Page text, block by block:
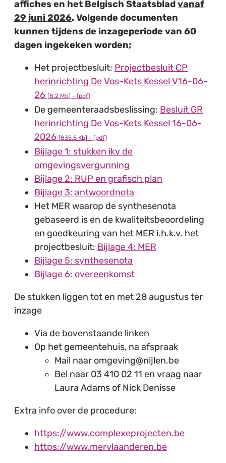
affiches en het Belgisch Staatsbladvanaf
29 juni 2026. Volgende documenten
kunnen tijdens de inzageperiode van 60
dagen ingekeken worden;
Het projectbesluit: Projectbesluit CP
herinrichting De Vos-Kets Kessel V16-06-
26 8,2 Mb (pdf)
De gemeenteraadsbeslissing: Besluit GR
herinrichting De Vos-Kets Kessel 16-06-
2026 835,5 Kb (pdf)
Bijlage 1: stukken ikv de
omgevingsvergunning
Bijlage 2: RUP en grafisch plan
Bijlage 3: antwoordnota
Het MER waarop de synthesenota
gebaseerd is en de kwaliteitsbeoordeling
en goedkeuring van het MER i.h.k.v. het
projectbesluit: Bijlage 4: MER
Bijlage 5: synthesenota
Bijlage 6: overeenkomst
De stukken liggen tot en met 28 augustus ter
inzage
Via de bovenstaande linken
Op het gemeentehuis, na afspraak
Mail naar omgeving@nijlen.be
Bel naar 03 410 02 11 en vraag naar
Laura Adams of Nick Denisse
Extra info over de procedure:
https://www.complexeprojecten.be
https://www.mervlaanderen.be